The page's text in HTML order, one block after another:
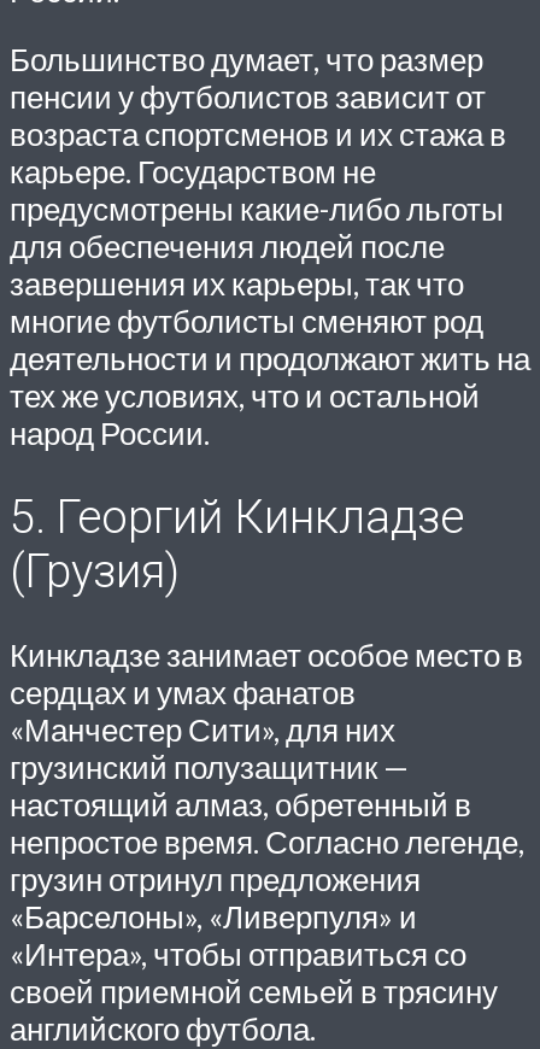
Большинство думает, что размер
пенсии у футболистов зависит от
возраста спортсменов и их стажа в
карьере. Государством не
предусмотрены какие-либо льготы
для обеспечения людей после
завершения их карьеры, так что
многие футболисты сменяют род
деятельности и продолжают жить на
тех же условиях, что и остальной
народ России.
5. Георгий Кинкладзе
(Грузия)
Кинкладзе занимает особое место в
сердцах и умах фанатов
«Манчестер Сити», для них
грузинский полузащитник —
настоящий алмаз, обретенный в
непростое время. Согласно легенде,
грузин отринул предложения
«Барселоны», «Ливерпуля» и
«Интера», чтобы отправиться со
своей приемной семьей в трясину
английского футбола.